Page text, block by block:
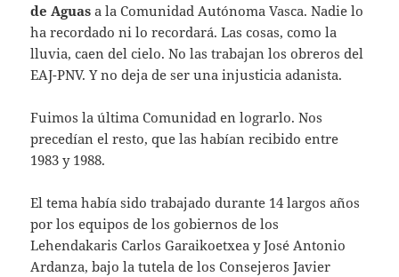
de Aguas a la Comunidad Autónoma Vasca. Nadie lo
ha recordado ni lo recordará. Las cosas, como la
lluvia, caen del cielo. No las trabajan los obreros del
EAJ-PNV. Y no deja de ser una injusticia adanista.
Fuimos la última Comunidad en lograrlo. Nos
precedían el resto, que las habían recibido entre
1983 y 1988.
El tema había sido trabajado durante 14 largos años
por los equipos de los gobiernos de los
Lehendakaris Carlos Garaikoetxea y José Antonio
Ardanza, bajo la tutela de los Consejeros Javier